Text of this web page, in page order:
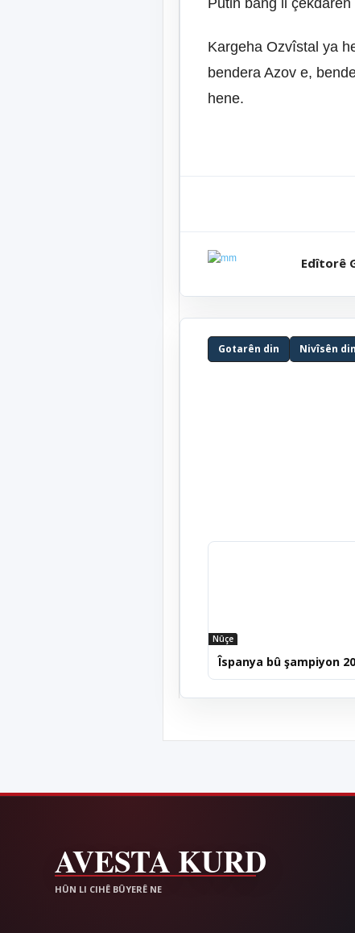
Putin bang li
Kargeha Ozvîstal ya
bendera Azov e,
hene.
Edîtorê
Gotarên din Nivîsên
Nûçe
Îspanya bû şampiyon